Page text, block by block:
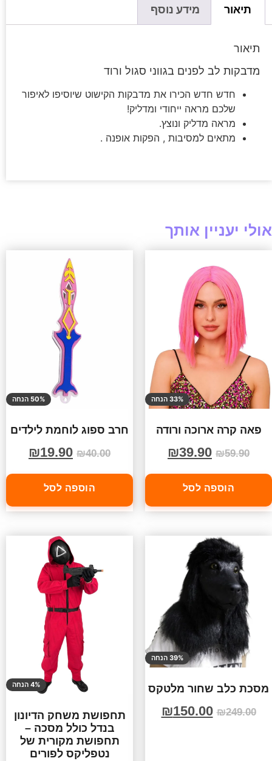
תיאור מידע נוסף
תיאור
מדבקות לב לפנים בגווני סגול ורוד
חדש חדש הכירו את מדבקות הקישוט שיוסיפו לאיפור
שלכם מראה ייחודי ומדליק!
מראה מדליק ונוצץ.
מתאים למסיבות , הפקות אופנה .
אולי יעניין אותך
33% הנחה
פאה קרה ארוכה ורודה
₪59.90
₪39.90
הוספה לסל
50% הנחה
חרב ספוג לוחמת לילדים
₪40.00
₪19.90
הוספה לסל
39% הנחה
מסכת כלב שחור מלטקס
₪249.00
₪150.00
4% הנחה
תחפושת משחק הדיונון
בנדל כולל מסכה –
תחפושת מקורית של
נטפליקס לפורים